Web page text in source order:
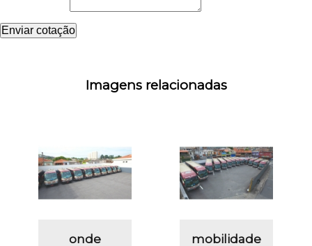
Enviar cotação
Imagens relacionadas
onde
mobilidade